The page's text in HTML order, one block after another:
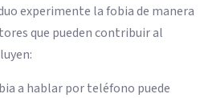
experimente la fobia de manera
que pueden contribuir al
a hablar por teléfono puede